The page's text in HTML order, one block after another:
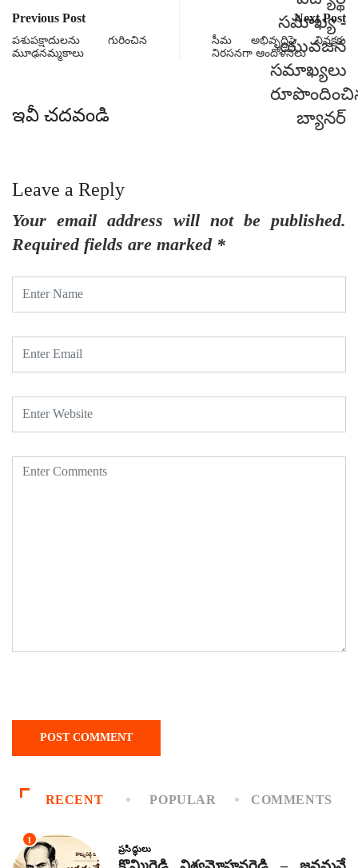
Previous Post
పశుపక్షాదులను గురించిన
మూఢనమ్మకాలు
Next Post
సీమ అభివృద్దిపై వివక్షకు
నిరసనగా ఆందోళనలు
ఇవీ చదవండి
Leave a Reply
Your email address will not be published.
Required fields are marked *
RECENT POPULAR COMMENTS
1
ప్రసిద్ధులు